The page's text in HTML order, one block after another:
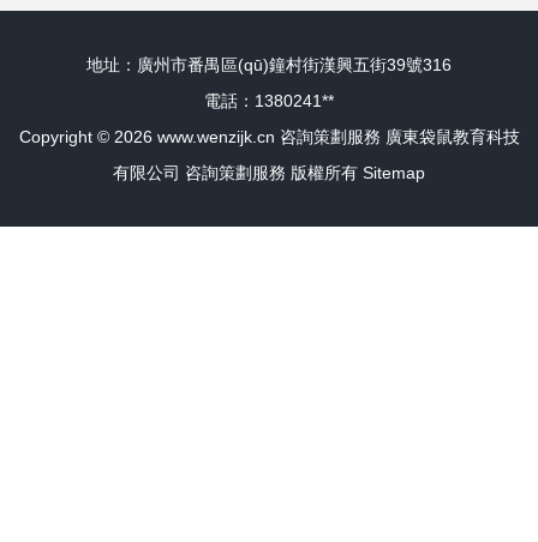
地址：廣州市番禺區(qū)鐘村街漢興五街39號316
電話：1380241**
Copyright © 2026 www.wenzijk.cn 咨詢策劃服務 廣東袋鼠教育科技
有限公司 咨詢策劃服務 版權所有 Sitemap